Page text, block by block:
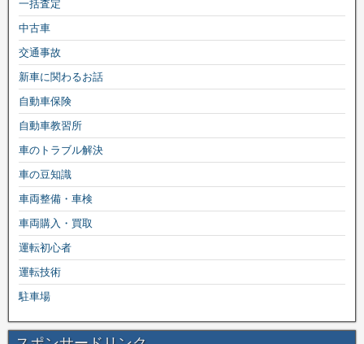
一括査定
中古車
交通事故
新車に関わるお話
自動車保険
自動車教習所
車のトラブル解決
車の豆知識
車両整備・車検
車両購入・買取
運転初心者
運転技術
駐車場